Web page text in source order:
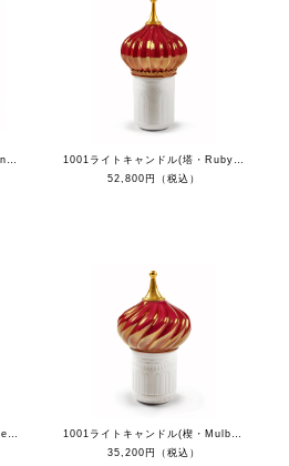
1001ライトキャンドル(窓・Peony) - ナイトアプローチ
1001ライトキャンドル(塔・Ruby) - ナイトアプローチ
52,800円（税込）
1001ライトキャンドル(塔・Rose) - ナイトアプローチ
1001ライトキャンドル(楔・Mulberry) - ナイトアプローチ
35,200円（税込）